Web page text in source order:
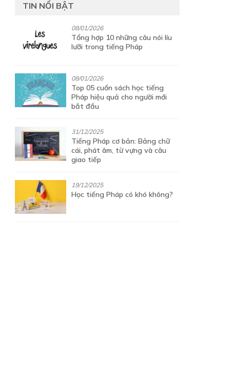
TIN NỔI BẬT
08/01/2026
Tổng hợp 10 những câu nói líu
lưỡi trong tiếng Pháp
08/01/2026
Top 05 cuốn sách học tiếng
Pháp hiệu quả cho người mới
bắt đầu
31/12/2025
Tiếng Pháp cơ bản: Bảng chữ
cái, phát âm, từ vựng và câu
giao tiếp
19/12/2025
Học tiếng Pháp có khó không?